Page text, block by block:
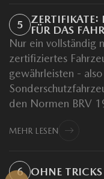
5
ZERTIFIKATE:
FÜR DAS
Nur ein vollständig
zertifiziertes
gewährleisten -
den Normen BRV
MEHR LESEN
6
OHNE TRICKS